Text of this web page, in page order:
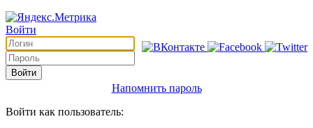
Войти
Войти
Напомнить пароль
Войти как пользователь: